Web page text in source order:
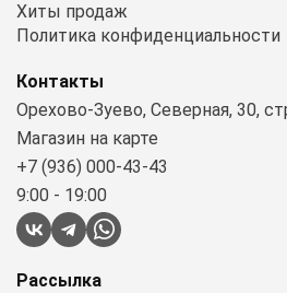
Контакты
Орехово-Зуево, Северная, 30,
Магазин на карте
+7 (936) 000-43-43
9:00 - 19:00
Хиты продаж
Политика конфиденциальности
Рассылка